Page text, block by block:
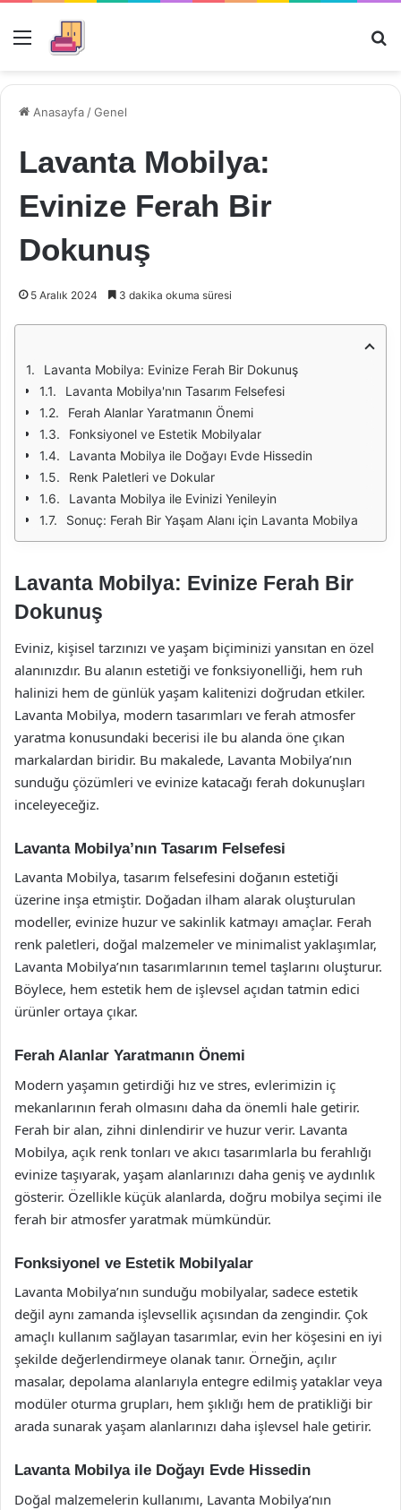
Menü
Anasayfa /Genel
Lavanta Mobilya:
Evinize Ferah Bir
Dokunuş
5 Aralık 2024 3 dakika okuma süresi
Lavanta Mobilya: Evinize Ferah Bir Dokunuş
Lavanta Mobilya'nın Tasarım Felsefesi
Ferah Alanlar Yaratmanın Önemi
Fonksiyonel ve Estetik Mobilyalar
Lavanta Mobilya ile Doğayı Evde Hissedin
Renk Paletleri ve Dokular
Lavanta Mobilya ile Evinizi Yenileyin
Sonuç: Ferah Bir Yaşam Alanı için Lavanta Mobilya
Lavanta Mobilya: Evinize Ferah Bir
Dokunuş
Eviniz, kişisel tarzınızı ve yaşam biçiminizi yansıtan en özel
alanınızdır. Bu alanın estetiği ve fonksiyonelliği, hem ruh
halinizi hem de günlük yaşam kalitenizi doğrudan etkiler.
Lavanta Mobilya, modern tasarımları ve ferah atmosfer
yaratma konusundaki becerisi ile bu alanda öne çıkan
markalardan biridir. Bu makalede, Lavanta Mobilya’nın
sunduğu çözümleri ve evinize katacağı ferah dokunuşları
inceleyeceğiz.
Lavanta Mobilya’nın Tasarım Felsefesi
Lavanta Mobilya, tasarım felsefesini doğanın estetiği
üzerine inşa etmiştir. Doğadan ilham alarak oluşturulan
modeller, evinize huzur ve sakinlik katmayı amaçlar. Ferah
renk paletleri, doğal malzemeler ve minimalist yaklaşımlar,
Lavanta Mobilya’nın tasarımlarının temel taşlarını oluşturur.
Böylece, hem estetik hem de işlevsel açıdan tatmin edici
ürünler ortaya çıkar.
Ferah Alanlar Yaratmanın Önemi
Modern yaşamın getirdiği hız ve stres, evlerimizin iç
mekanlarının ferah olmasını daha da önemli hale getirir.
Ferah bir alan, zihni dinlendirir ve huzur verir. Lavanta
Mobilya, açık renk tonları ve akıcı tasarımlarla bu ferahlığı
evinize taşıyarak, yaşam alanlarınızı daha geniş ve aydınlık
gösterir. Özellikle küçük alanlarda, doğru mobilya seçimi ile
ferah bir atmosfer yaratmak mümkündür.
Fonksiyonel ve Estetik Mobilyalar
Lavanta Mobilya’nın sunduğu mobilyalar, sadece estetik
değil aynı zamanda işlevsellik açısından da zengindir. Çok
amaçlı kullanım sağlayan tasarımlar, evin her köşesini en iyi
şekilde değerlendirmeye olanak tanır. Örneğin, açılır
masalar, depolama alanlarıyla entegre edilmiş yataklar veya
modüler oturma grupları, hem şıklığı hem de pratikliği bir
arada sunarak yaşam alanlarınızı daha işlevsel hale getirir.
Lavanta Mobilya ile Doğayı Evde Hissedin
Doğal malzemelerin kullanımı, Lavanta Mobilya’nın